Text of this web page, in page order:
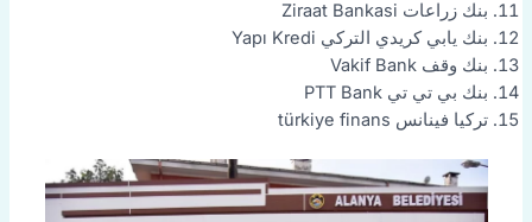
بنك زراعات Ziraat Bankasi
بنك يابي كريدي التركي Yapı Kredi
بنك وقف Vakif Bank
بنك بي تي تي PTT Bank
تركيا فينانس türkiye finans